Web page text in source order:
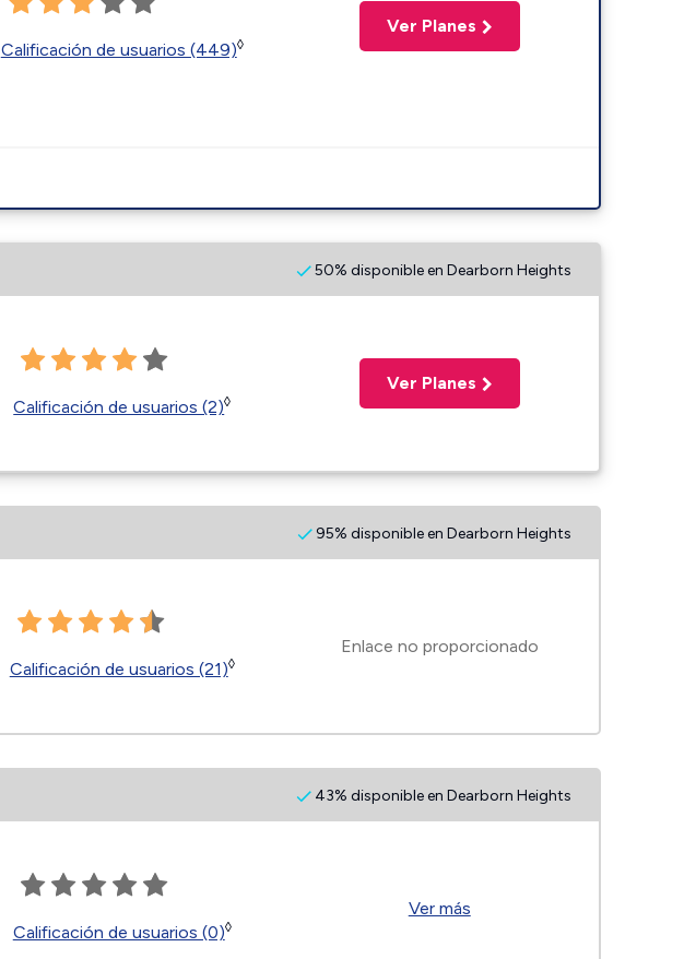
Calificación de usuarios (449)◊
Ver Planes
50% disponible en Dearborn Heights
Calificación de usuarios (2)◊
Ver Planes
95% disponible en Dearborn Heights
Calificación de usuarios (21)◊
Enlace no proporcionado
43% disponible en Dearborn Heights
Calificación de usuarios (0)◊
Ver más